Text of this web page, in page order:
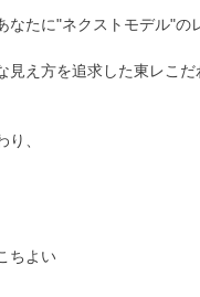
たに"ネクストモデル"の
え方を追求した東レこだ
、
ちよい